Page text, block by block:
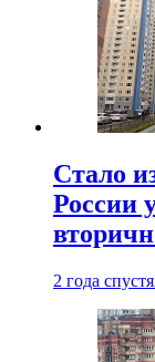
Стало
России
2 года спустя